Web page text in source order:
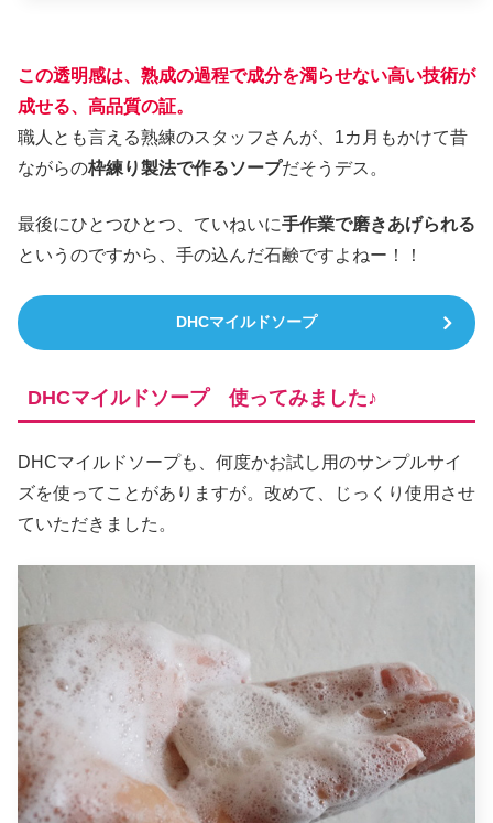
この透明感は、熟成の過程で成分を濁らせない高い技術が
成せる、高品質の証。
職人とも言える熟練のスタッフさんが、1カ月もかけて昔
ながらの枠練り製法で作るソープだそうデス。
最後にひとつひとつ、ていねいに手作業で磨きあげられる
というのですから、手の込んだ石鹸ですよねー！！
DHCマイルドソープ
DHCマイルドソープ 使ってみました♪
DHCマイルドソープも、何度かお試し用のサンプルサイ
ズを使ってことがありますが。改めて、じっくり使用させ
ていただきました。